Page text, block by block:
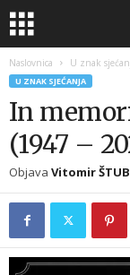
Naslovnica U znak
U ZNAK SJEĆANJA
In
(1947 –
Objava Vitomir